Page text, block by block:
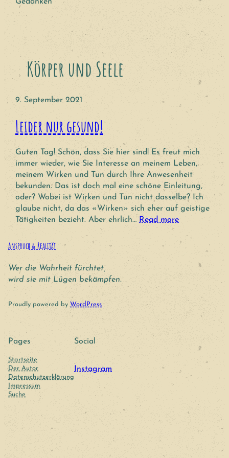
Körper und Seele
9. September 2021
Leider nur gesund!
Guten Tag! Schön, dass Sie hier sind! Es freut mich
immer wieder, wie Sie Interesse an meinem Leben,
meinem Wirken und Tun durch Ihre Anwesenheit
bekunden. Das ist doch mal eine schöne Einleitung,
oder? Wobei ist Wirken und Tun nicht dasselbe? Ich
glaube nicht, da das «Wirken» sich eher auf geistige
Tätigkeiten bezieht. Aber ehrlich… Read more
Anspruch & Realität
Wer die Wahrheit fürchtet,
wird sie mit Lügen bekämpfen.
Proudly powered by WordPress
Pages
Startseite
Der Autor
Datenschutzerklärung
Impressum
Suche
Social
Instagram